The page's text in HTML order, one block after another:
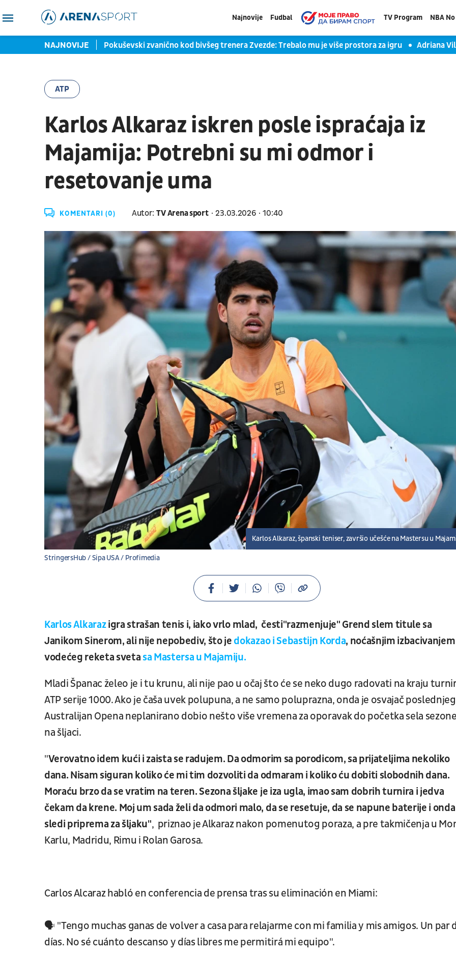
Najnovije Fudbal TV Program NBA
NAJNOVIJE
lud - tebe treba na sud Pokuševski zvanično kod bivšeg trenera Zvezde: Trebalo mu je više prostora za igru Adriana
ATP
Karlos Alkaraz iskren posle ispraćaja iz
Majamija: Potrebni su mi odmor i
resetovanje uma
KOMENTARI (0) Autor: TV Arena sport 23.03.2026 10:40
StringersHub / Sipa USA / Profimedia
Karlos Alkaraz, španski teniser, završio učešće na Mastersu u
Karlos Alkarazigra strašan tenis i, iako vrlo mlad, česti"razmenjuje" Grend slem titule sa
Janikom Sinerom, ali nije nepobediv, što je dokazao i Sebastijn Korda, noćašnjim izbacivanjem
vodećeg reketa sveta sa Mastersa u Majamiju.
Mladi Španac želeo je i tu krunu, ali nije pao u očaj što će se neko dugo radovati na kraju
ATP serije 1000. Ako je čaša uvek polupuna, a ne samo poluprazna, onda je osvajač poslednjeg
Australijan Opena neplanirano dobio nešto više vremena za oporavak do početka sela sezone
na šljaci.
"Verovatno idem kući i zaista se radujem. Da odmorim sa porodicom, sa prijateljima nekoliko
dana. Nisam siguran koliko će mi tim dozvoliti da odmaram i koliko ću dobiti slobodnih dana.
Moraću brzo da se vratim na teren. Sezona šljake je iza ugla, imao sam dobrih turnira i jedva
čekam da krene. Moj um sada želi da odmori malo, da se resetuje, da se napune baterije i onda
sledi priprema za šljaku", priznao je Alkaraz nakon pomenutog poraza, a pre takmičenja u
Karlu, Madridu, Rimu i Rolan Garosa.
Carlos Alcaraz habló en conferencia de prensa tras su eliminación en Miami:
🗣 "Tengo muchas ganas de volver a casa para relajarme con mi familia y mis amigos. Un par
días. No sé cuánto descanso y días libres me permitirá mi equipo".